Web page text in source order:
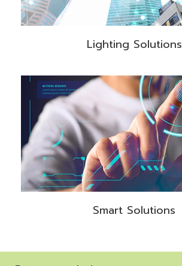
Lighting Solutions
Smart Solutions